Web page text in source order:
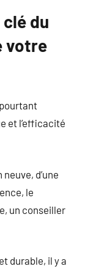
du
votre
et l’efficacité
d’une
le
un conseiller
durable, il y a